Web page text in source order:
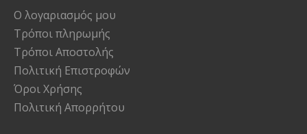
Ο λογαριασμός μου
Τρόποι πληρωμής
Τρόποι Αποστολής
Πολιτική Επιστροφών
Όροι Χρήσης
Πολιτική Απορρήτου